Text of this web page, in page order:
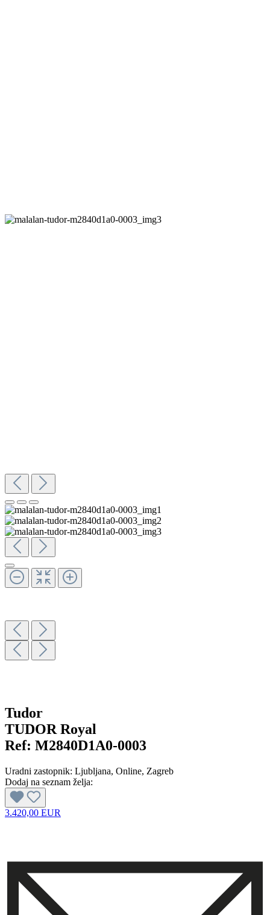
Tudor
TUDOR Royal
Ref: M2840D1A0-0003
Uradni zastopnik: Ljubljana, Online, Zagreb
Dodaj na seznam želja:
3.420,00 EUR